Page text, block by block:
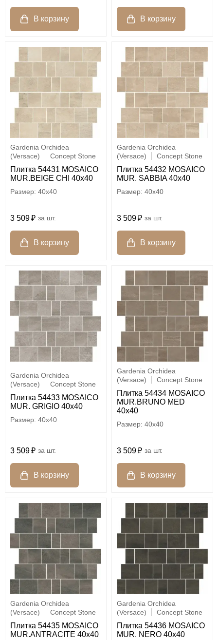
Gardenia Orchidea
(Versace)
Concept Stone
Плитка 54431 MOSAICO
MUR.BEIGE CHI 40x40
40x40
3 509 шт.
Gardenia Orchidea
(Versace)
Concept Stone
Плитка 54432 MOSAICO
MUR. SABBIA 40x40
40x40
3 509 шт.
Gardenia Orchidea
(Versace)
Concept Stone
Плитка 54433 MOSAICO
MUR. GRIGIO 40x40
40x40
3 509 шт.
Gardenia Orchidea
(Versace)
Concept Stone
Плитка 54434 MOSAICO
MUR.BRUNO MED
40x40
40x40
3 509 шт.
Gardenia Orchidea
(Versace)
Concept Stone
Плитка 54435 MOSAICO
MUR.ANTRACITE 40x40
Gardenia Orchidea
(Versace)
Concept Stone
Плитка 54436 MOSAICO
MUR. NERO 40x40